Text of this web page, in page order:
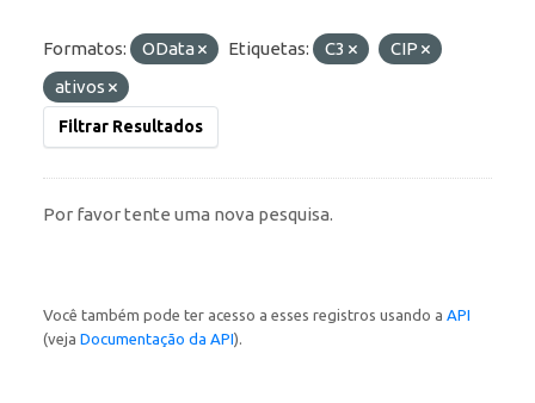
Formatos: OData Etiquetas: C3
CIP
ativos
Filtrar Resultados
Por favor tente uma nova pesquisa.
Você também pode ter acesso a esses registros usando a API
(veja Documentação da API).